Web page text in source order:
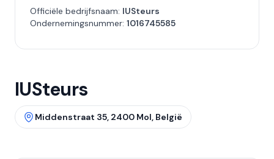
Officiële bedrijfsnaam: IUSteurs
Ondernemingsnummer: 1016745585
IUSteurs
Middenstraat 35, 2400 Mol, België